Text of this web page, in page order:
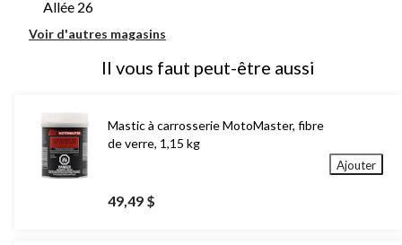
Allée 26
Voir d'autres magasins
Il vous faut peut-être aussi
Mastic à carrosserie MotoMaster, fibre
de verre, 1,15 kg
49,49 $
Ajouter